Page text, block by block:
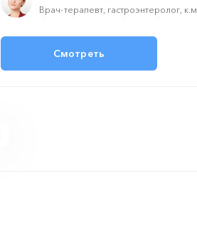
Врач-терапевт, гастроэнтеролог,
Смотреть